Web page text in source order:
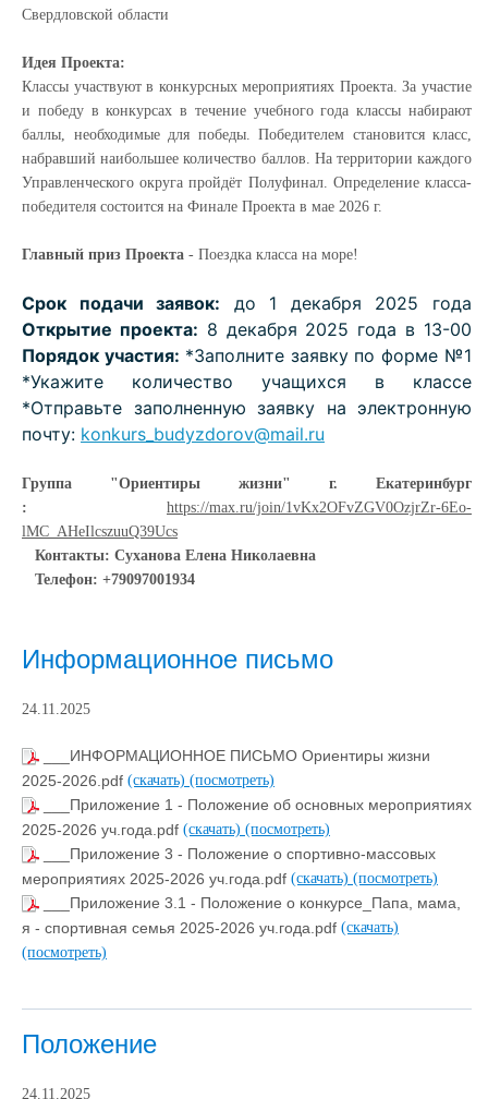
Свердловской области
Идея Проекта:
Классы участвуют в конкурсных мероприятиях Проекта. За участие
и победу в конкурсах в течение учебного года классы набирают
баллы, необходимые для победы. Победителем становится класс,
набравший наибольшее количество баллов. На территории каждого
Управленческого округа пройдёт Полуфинал. Определение класса-
победителя состоится на Финале Проекта в мае 2026 г.
Главный приз Проекта - Поездка класса на море!
Срок подачи заявок: до 1 декабря 2025 года
Открытие проекта: 8 декабря 2025 года в 13-00
Порядок участия: *Заполните заявку по форме №1
*Укажите количество учащихся в классе
*Отправьте заполненную заявку на электронную
почту: konkurs_budyzdorov@mail.ru
Группа "Ориентиры жизни" г. Екатеринбург
: https://max.ru/join/1vKx2OFvZGV0OzjrZr-6Eo-
lMC_AHeIlcszuuQ39Ucs
Контакты: Суханова Елена Николаевна
Телефон: +79097001934
Информационное письмо
24.11.2025
___ИНФОРМАЦИОННОЕ ПИСЬМО Ориентиры жизни
2025-2026.pdf (скачать) (посмотреть)
___Приложение 1 - Положение об основных мероприятиях
2025-2026 уч.года.pdf (скачать) (посмотреть)
___Приложение 3 - Положение о спортивно-массовых
мероприятиях 2025-2026 уч.года.pdf (скачать) (посмотреть)
___Приложение 3.1 - Положение о конкурсе_Папа, мама,
я - спортивная семья 2025-2026 уч.года.pdf (скачать)
(посмотреть)
Положение
24.11.2025